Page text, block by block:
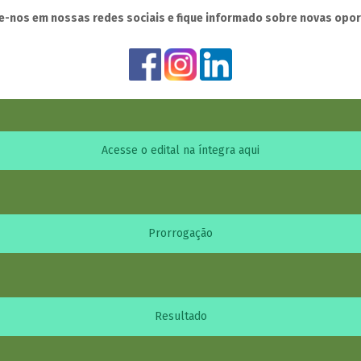
nos em nossas redes sociais e fique informado sobre novas
Acesse o edital na íntegra aqui
Prorrogação
Resultado